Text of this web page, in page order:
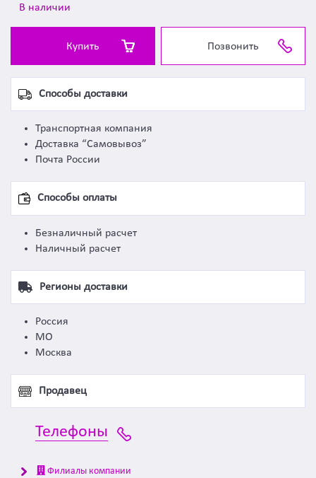
В наличии
Купить Позвонить
Способы доставки
Транспортная компания
Доставка “Самовывоз”
Почта России
Способы оплаты
Безналичный расчет
Наличный расчет
Регионы доставки
Россия
МО
Москва
Продавец
Телефоны
Филиалы компании